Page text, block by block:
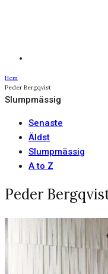
Hem
Peder Bergqvist
Slumpmässig
Senaste
Äldst
Slumpmässig
A to Z
Peder